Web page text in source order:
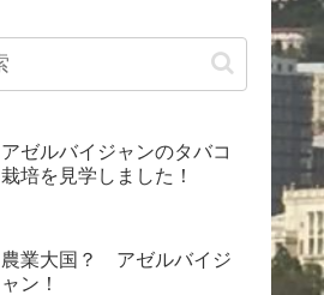
アゼルバイジャンのタバコ
栽培を見学しました！
農業大国？ アゼルバイジ
ャン！